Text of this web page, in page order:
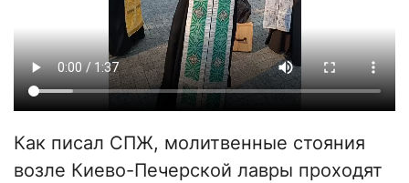
Как писал СПЖ, молитвенные стояния
возле Киево-Печерской лавры проходят